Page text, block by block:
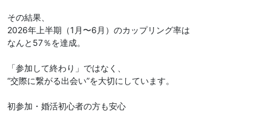
その結果、
2026年上半期（1月〜6月）のカップリング率は
なんと57％を達成。
「参加して終わり」ではなく、
“交際に繋がる出会い”を大切にしています。
初参加・婚活初心者の方も安心